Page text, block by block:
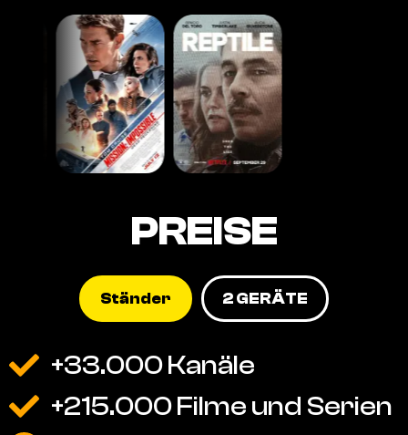
PREISE
Ständer 2 GERÄTE
+33.000 Kanäle
+215.000 Filme und Serien